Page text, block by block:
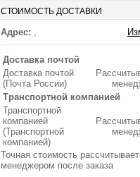
СТОИМОСТЬ ДОСТАВКИ
Адрес: ,
Доставка почтой
Доставка почтой
(Почта России)
Транспортной компанией
Транспортной
компанией
(Транспортной
компанией)
Точная стоимость
менеджером после заказа